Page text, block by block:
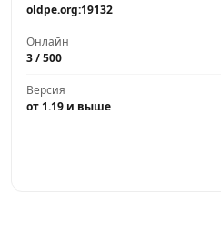
oldpe.org:19132
Онлайн
3 / 500
Версия
от 1.19 и выше